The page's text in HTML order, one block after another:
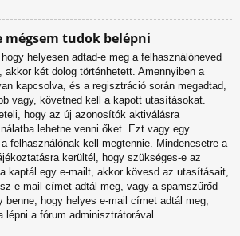
mégsem tudok belépni
helyesen adtad-e meg a felhasználóneved
akkor két dolog történhetett. Amennyiben a
kapcsolva, és a regisztráció során megadtad,
vagy, követned kell a kapott utasításokat.
hogy az új azonosítók aktiválásra
lehetne venni őket. Ezt vagy egy
felhasználónak kell megtennie. Mindenesetre a
kerültél, hogy szükséges-e az
kaptál egy e-mailt, akkor kövesd az utasításait,
e-mail címet adtál meg, vagy a spamszűrőd
benne, hogy helyes e-mail címet adtál meg,
a fórum adminisztrátorával.